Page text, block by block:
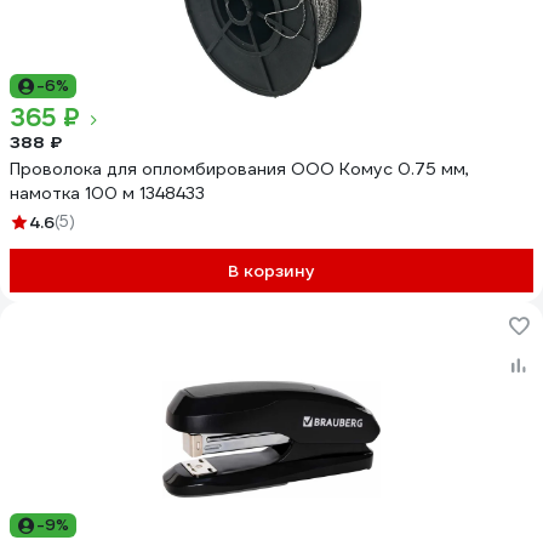
-6%
365 ₽
388 ₽
Проволока для опломбирования ООО Комус 0.75 мм,
намотка 100 м 1348433
4.6(5)
В корзину
-9%